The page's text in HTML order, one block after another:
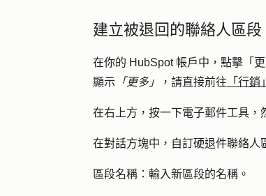
建立被退回的聯絡人區段
在你的 HubSpot 帳戶中，點擊 「
顯示 「更多」 ，請直接前往 「行銷」
在右上方，按一下電子郵件工具 ，
在對話方塊中，自訂硬退件聯絡人
區段名稱： 輸入新區段的名稱。